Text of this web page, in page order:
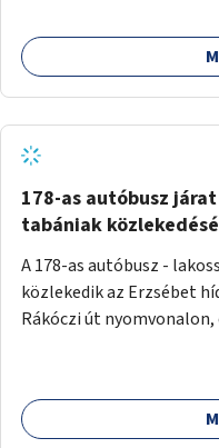
178-as autóbusz
tabániak
A 178-as autóbusz -
közlekedik az Erzsébet
Rákóczi út
járattal feljutni a
körzetben élők számára.